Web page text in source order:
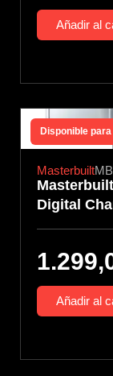
Añadir al
Disponible
Masterbuilt
Digital
Añadir al